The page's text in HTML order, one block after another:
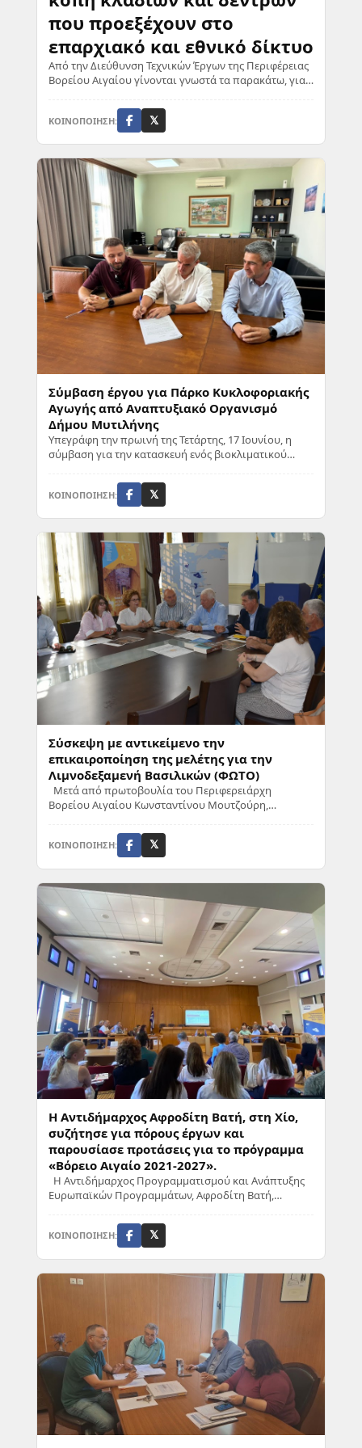
που προεξέχουν στο
επαρχιακό και εθνικό δίκτυο
Από την Διεύθυνση Τεχνικών Έργων της Περιφέρειας
Βορείου Αιγαίου γίνονται γνωστά τα παρακάτω, για
ΚΟΙΝΟΠΟΙΗΣΗ: 𝕏
Σύμβαση έργου για Πάρκο Κυκλοφοριακής
Αγωγής από Αναπτυξιακό Οργανισμό
Δήμου Μυτιλήνης
Υπεγράφη την πρωινή της Τετάρτης, 17 Ιουνίου, η
σύμβαση για την κατασκευή ενός βιοκλιματικού
ΚΟΙΝΟΠΟΙΗΣΗ: 𝕏
Σύσκεψη με αντικείμενο την
επικαιροποίηση της μελέτης για την
Λιμνοδεξαμενή Βασιλικών (ΦΩΤΟ)
Μετά από πρωτοβουλία του Περιφερειάρχη
Βορείου Αιγαίου Κωνσταντίνου Μουτζούρη,
ΚΟΙΝΟΠΟΙΗΣΗ: 𝕏
Η Αντιδήμαρχος Αφροδίτη Βατή, στη Χίο,
συζήτησε για πόρους έργων και
παρουσίασε προτάσεις για το πρόγραμμα
«Βόρειο Αιγαίο 2021-2027».
Η Αντιδήμαρχος Προγραμματισμού και Ανάπτυξης
Ευρωπαϊκών Προγραμμάτων, Αφροδίτη Βατή,
συμμετείχε στη...
ΚΟΙΝΟΠΟΙΗΣΗ: 𝕏